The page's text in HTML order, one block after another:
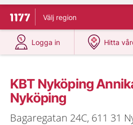
Till startsidan för 1177
Välj region
Logga in
på 1177.se
Hitta
på
KBT Nyköping
Nyköping
Bagaregatan 24C, 611 31